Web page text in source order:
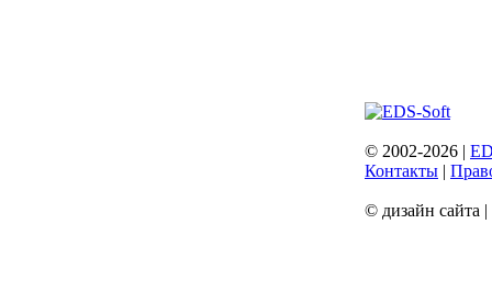
© 2002-2026 |
Контакты |
© дизайн сайта